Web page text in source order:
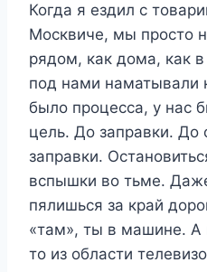
Когда я ездил с
Москвиче, мы просто
рядом, как дома, как
под нами наматывали
было процесса, у нас
цель. До заправки. До
заправки.
вспышки во тьме.
пялишься за край
«там», ты в машине. А
то из области